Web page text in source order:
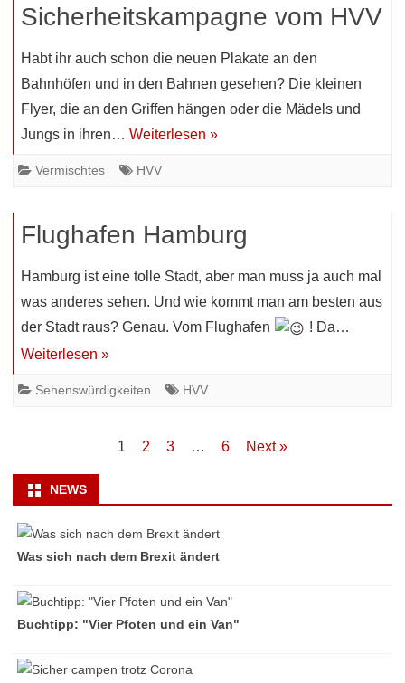
Sicherheitskampagne vom HVV
Habt ihr auch schon die neuen Plakate an den
Bahnhöfen und in den Bahnen gesehen? Die kleinen
Flyer, die an den Griffen hängen oder die Mädels und
Jungs in ihren… Weiterlesen »
Vermischtes HVV
Flughafen Hamburg
Hamburg ist eine tolle Stadt, aber man muss ja auch mal
was anderes sehen. Und wie kommt man am besten aus
der Stadt raus? Genau. Vom Flughafen
! Da…
Weiterlesen »
Sehenswürdigkeiten HVV
Beitragsnavigation
1 2 3 … 6 Next »
NEWS
Was sich nach dem Brexit ändert
Buchtipp: "Vier Pfoten und ein Van"